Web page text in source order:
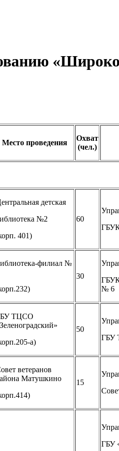
Место проведения
Охват
(чел.)
детская
№2
401)
60
филиал №
30
№ 6
ТЦСО
а)
50
ГБУ
ветеранов
Матушкино
15
ГБУ